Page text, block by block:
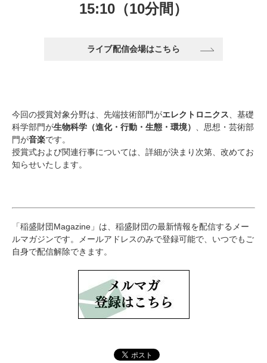
15:10（10分間）
ライブ配信会場はこちら
今回の授賞対象分野は、先端技術部門がエレクトロニクス、基礎
科学部門が生物科学（進化・行動・生態・環境） 、思想・芸術部
門が音楽です。
授賞式および関連行事については、詳細が決まり次第、改めてお
知らせいたします。
「稲盛財団Magazine」は、稲盛財団の最新情報を配信するメー
ルマガジンです。メールアドレスのみで登録可能で、いつでもご
自身で配信解除できます。